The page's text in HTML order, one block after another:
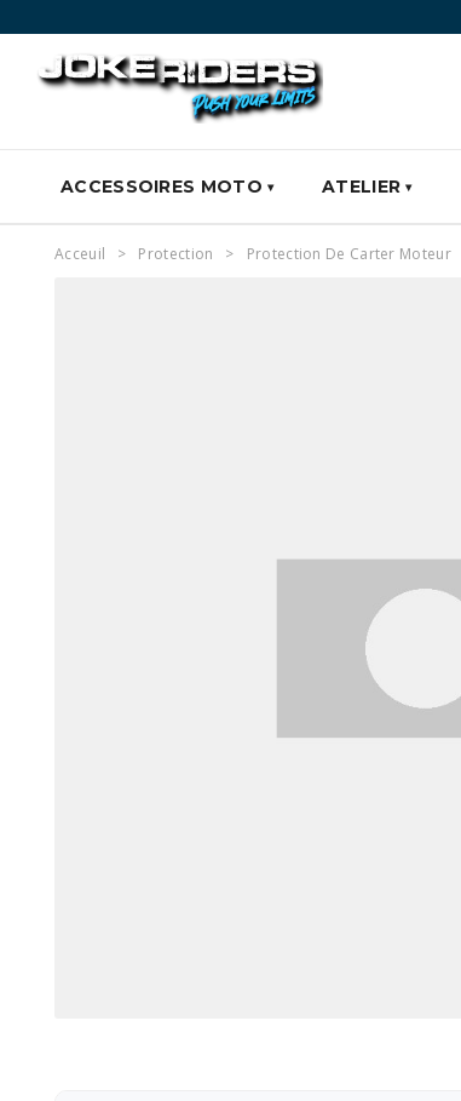
ACCESSOIRES MOTO ATELIER
Acceuil Protection Protection De Carter Moteur